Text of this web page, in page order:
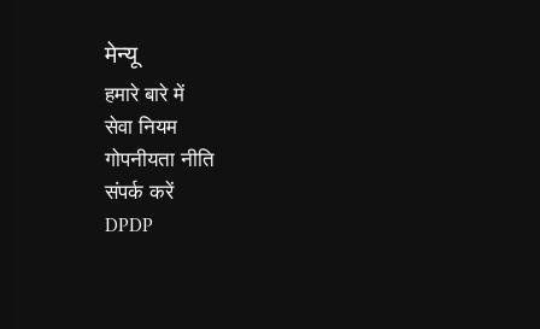
मेन्यू
हमारे बारे में
सेवा नियम
गोपनीयता नीति
संपर्क करें
DPDP